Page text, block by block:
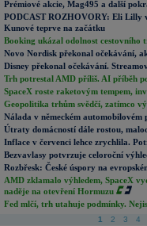
Prémiové akcie, Mag495 a další
PODCAST ROZHOVORY: Eli Lilly
Kunové teprve na začátku
Booking ukázal odolnost cestovního
Novo Nordisk překonal očekávání,
Disney překonal očekávání.
Trh potrestal AMD příliš. AI příběh
SpaceX roste raketovým tempem,
Geopolitika trhům svědčí, zatímco
Nálada v německém automobilovém
Útraty domácností dále rostou,
Inflace v červenci lehce zrychlila.
Bezvavlasy potvrzuje celoroční
Rozbřesk: České úspory na
AMD zklamalo výhledem, SpaceX
naděje na otevření Hormuzu
Fed mlčí, trh utahuje podmínky.
1 2 3 4